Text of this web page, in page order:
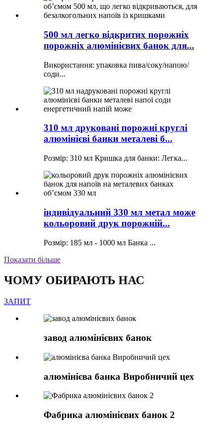
500 мл легко відкритих порожніх
порожніх алюмінієвих банок для...
Використання: упаковка пива/соку/напою/
соди...
310 мл друковані порожні круглі
алюмінієві банки металеві б...
Розмір: 310 мл Кришка для банки: Легка...
індивідуальний 330 мл метал може
кольоровий друк порожній...
Розмір: 185 мл - 1000 мл Банка ...
Показати більше
ЧОМУ ОБИРАЮТЬ НАС
ЗАПИТ
завод алюмінієвих банок
алюмінієва банка Виробничий цех
Фабрика алюмінієвих банок 2